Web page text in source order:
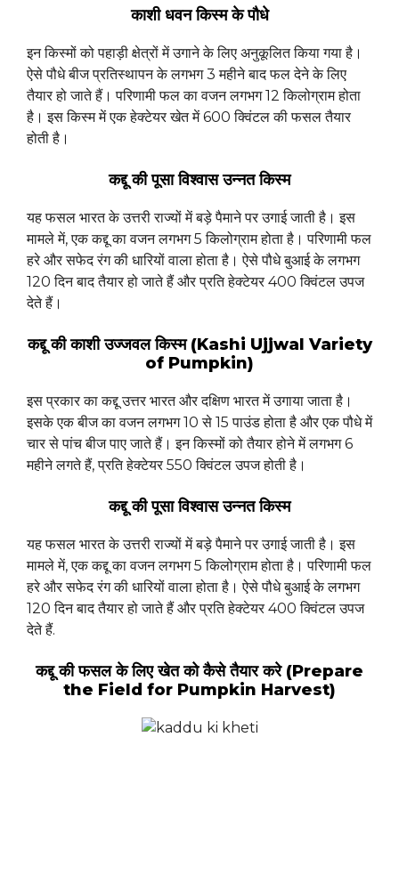
काशी धवन किस्म के पौधे
इन किस्मों को पहाड़ी क्षेत्रों में उगाने के लिए अनुकूलित किया गया है।
ऐसे पौधे बीज प्रतिस्थापन के लगभग 3 महीने बाद फल देने के लिए
तैयार हो जाते हैं। परिणामी फल का वजन लगभग 12 किलोग्राम होता
है। इस किस्म में एक हेक्टेयर खेत में 600 क्विंटल की फसल तैयार
होती है।
कद्दू की पूसा विश्वास उन्नत किस्म
यह फसल भारत के उत्तरी राज्यों में बड़े पैमाने पर उगाई जाती है। इस
मामले में, एक कद्दू का वजन लगभग 5 किलोग्राम होता है। परिणामी फल
हरे और सफेद रंग की धारियों वाला होता है। ऐसे पौधे बुआई के लगभग
120 दिन बाद तैयार हो जाते हैं और प्रति हेक्टेयर 400 क्विंटल उपज
देते हैं।
कद्दू की काशी उज्जवल किस्म (Kashi Ujjwal Variety
of Pumpkin)
इस प्रकार का कद्दू उत्तर भारत और दक्षिण भारत में उगाया जाता है।
इसके एक बीज का वजन लगभग 10 से 15 पाउंड होता है और एक पौधे में
चार से पांच बीज पाए जाते हैं। इन किस्मों को तैयार होने में लगभग 6
महीने लगते हैं, प्रति हेक्टेयर 550 क्विंटल उपज होती है।
कद्दू की पूसा विश्वास उन्नत किस्म
यह फसल भारत के उत्तरी राज्यों में बड़े पैमाने पर उगाई जाती है। इस
मामले में, एक कद्दू का वजन लगभग 5 किलोग्राम होता है। परिणामी फल
हरे और सफेद रंग की धारियों वाला होता है। ऐसे पौधे बुआई के लगभग
120 दिन बाद तैयार हो जाते हैं और प्रति हेक्टेयर 400 क्विंटल उपज
देते हैं.
कद्दू की फसल के लिए खेत को कैसे तैयार करे (Prepare
the Field for Pumpkin Harvest)